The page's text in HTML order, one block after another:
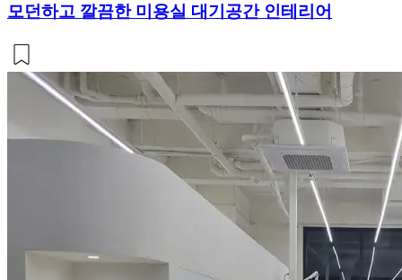
모던하고 깔끔한 미용실 대기공간 인테리어